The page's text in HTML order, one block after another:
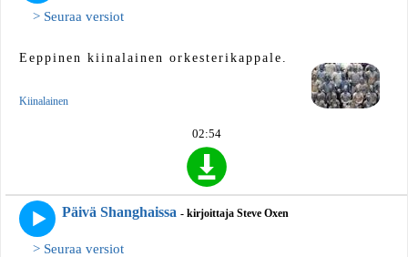
> Seuraa versiot
Eeppinen kiinalainen orkesterikappale.
Kiinalainen
02:54
Päivä Shanghaissa - kirjoittaja Steve Oxen
> Seuraa versiot